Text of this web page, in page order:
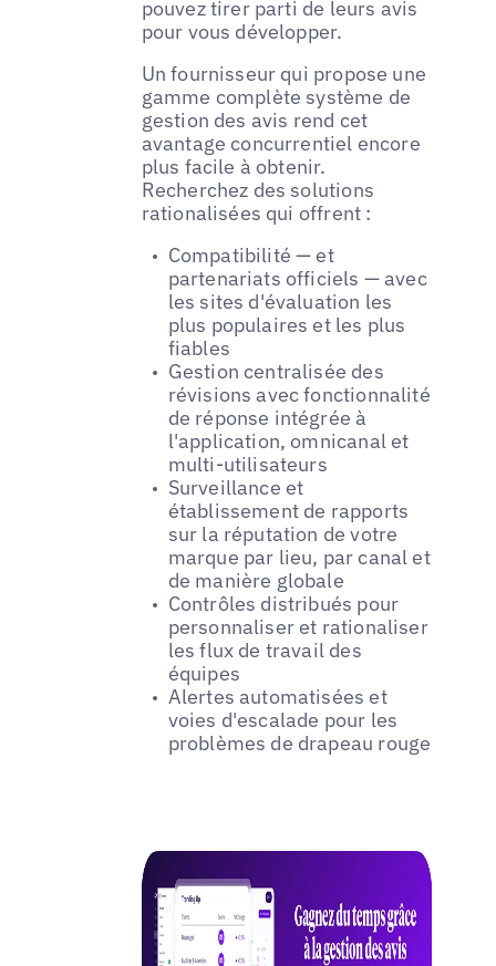
pouvez tirer parti de leurs avis
pour vous développer.
Un fournisseur qui propose une
gamme complète système de
gestion des avis rend cet
avantage concurrentiel encore
plus facile à obtenir.
Recherchez des solutions
rationalisées qui offrent :
Compatibilité — et
partenariats officiels — avec
les sites d'évaluation les
plus populaires et les plus
fiables
Gestion centralisée des
révisions avec fonctionnalité
de réponse intégrée à
l'application, omnicanal et
multi-utilisateurs
Surveillance et
établissement de rapports
sur la réputation de votre
marque par lieu, par canal et
de manière globale
Contrôles distribués pour
personnaliser et rationaliser
les flux de travail des
équipes
Alertes automatisées et
voies d'escalade pour les
problèmes de drapeau rouge